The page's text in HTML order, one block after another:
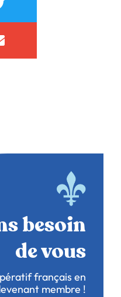
besoin
de vous
français en
membre !